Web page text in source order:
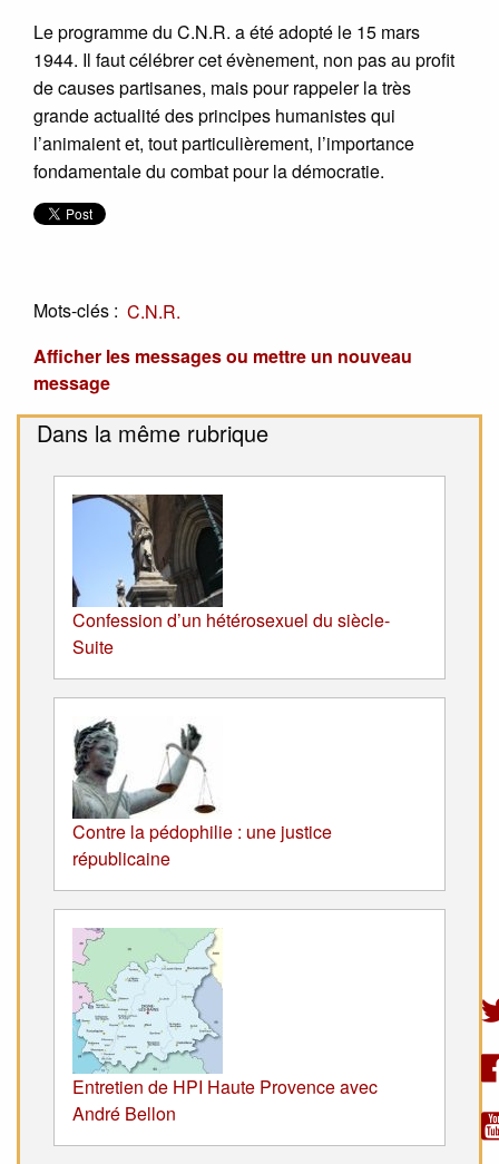
Le programme du C.N.R. a été adopté le 15 mars
1944. Il faut célébrer cet évènement, non pas au profit
de causes partisanes, mais pour rappeler la très
grande actualité des principes humanistes qui
l’animaient et, tout particulièrement, l’importance
fondamentale du combat pour la démocratie.
Mots-clés : C.N.R.
Afficher les messages ou mettre un nouveau
message
Dans la même rubrique
Confession d’un hétérosexuel du siècle-
Suite
Contre la pédophilie : une justice
républicaine
Entretien de HPI Haute Provence avec
André Bellon